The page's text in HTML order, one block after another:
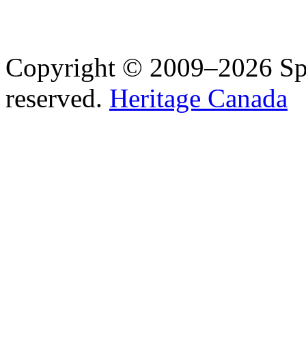
Copyright © 2009–2026
reserved. Heritage Canada